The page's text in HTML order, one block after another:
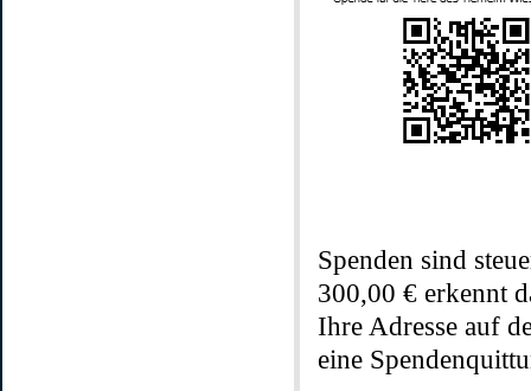
Spenden sind
300,00 € erkennt
Ihre Adresse auf
eine